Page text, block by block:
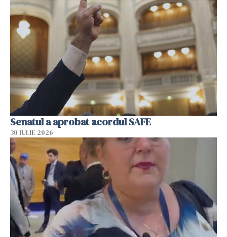
Senatul a aprobat acordul SAFE
30 IULIE 2026